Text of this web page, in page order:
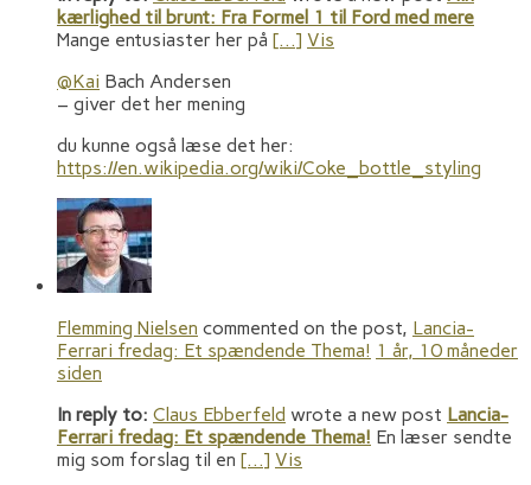
kærlighed til brunt: Fra Formel 1 til Ford med mere
Mange entusiaster her på […] Vis
@Kai Bach Andersen
– giver det her mening
du kunne også læse det her:
https://en.wikipedia.org/wiki/Coke_bottle_styling
Flemming Nielsen commented on the post, Lancia-
Ferrari fredag: Et spændende Thema! 1 år, 10 måneder
siden
In reply to: Claus Ebberfeld wrote a new post Lancia-
Ferrari fredag: Et spændende Thema! En læser sendte
mig som forslag til en […] Vis